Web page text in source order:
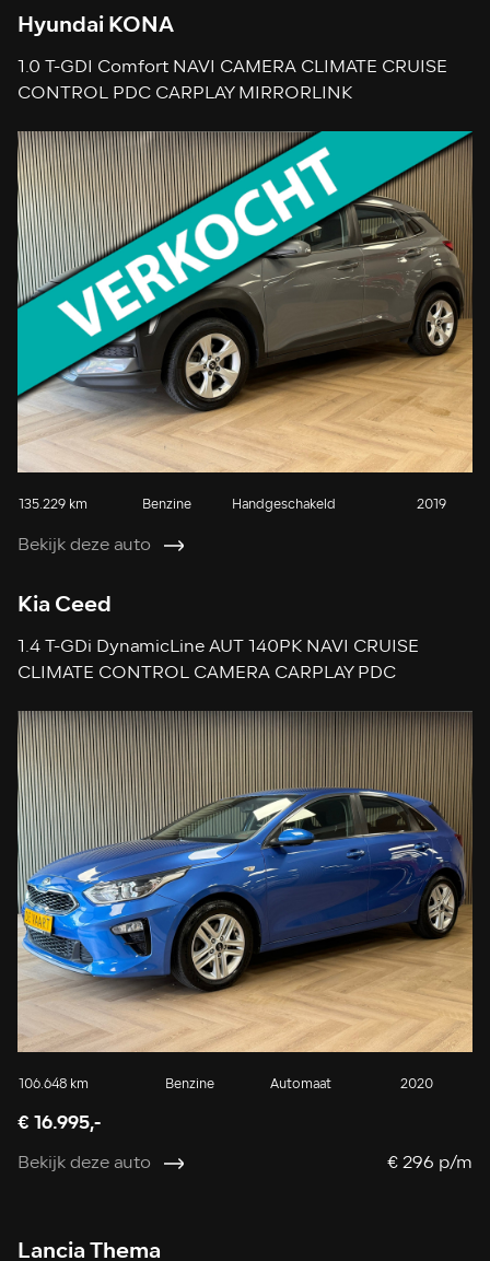
Hyundai KONA
1.0 T-GDI Comfort NAVI CAMERA CLIMATE CRUISE
CONTROL PDC CARPLAY MIRRORLINK
135.229 km Benzine Handgeschakeld 2019
Bekijk deze auto
Kia Ceed
1.4 T-GDi DynamicLine AUT 140PK NAVI CRUISE
CLIMATE CONTROL CAMERA CARPLAY PDC
106.648 km Benzine Automaat 2020
€ 16.995,-
Bekijk deze auto € 296 p/m
Lancia Thema